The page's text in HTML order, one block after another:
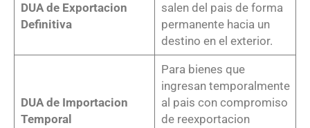
DUA de Exportacion
Definitiva
salen del pais de forma
permanente hacia un
destino en el exterior.
DUA de Importacion
Temporal
Para bienes que
ingresan temporalmente
al pais con compromiso
de reexportacion